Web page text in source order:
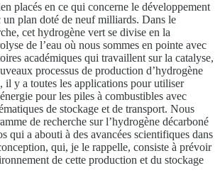
placés en ce qui concerne le développement
un plan doté de neuf milliards. Dans le
cet hydrogène vert se divise en la
de l’eau où nous sommes en pointe avec
académiques qui travaillent sur la catalyse,
processus de production d’hydrogène
il y a toutes les applications pour utiliser
pour les piles à combustibles avec
de stockage et de transport. Nous
de recherche sur l’hydrogène décarboné
qui a abouti à des avancées scientifiques dans
qui, je le rappelle, consiste à prévoir
de cette production et du stockage